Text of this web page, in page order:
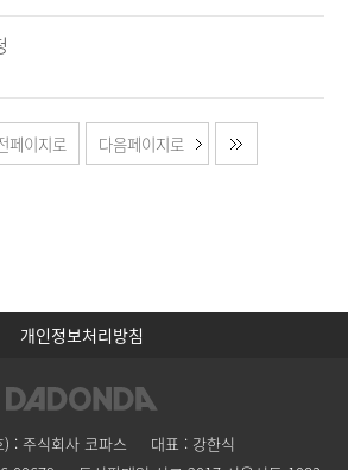
페이지로 다음페이지로
개인정보처리방침
) : 주식회사 코파스
대표 : 강한식